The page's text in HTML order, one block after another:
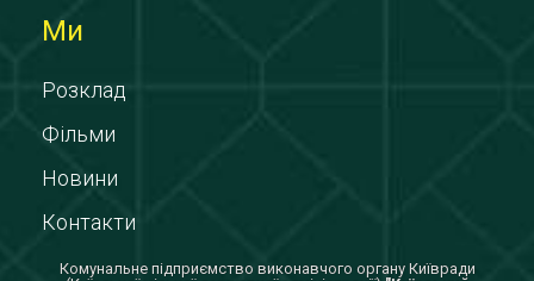
Ми
Розклад
Фільми
Новини
Контакти
Комунальне підприємство виконавчого органу Київради